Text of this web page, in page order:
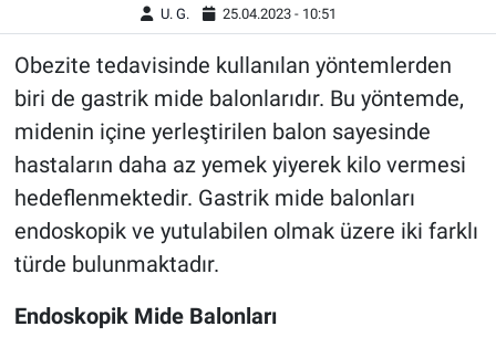
U. G. 25.04.2023 - 10:51
Obezite tedavisinde kullanılan yöntemlerden
biri de gastrik mide balonlarıdır. Bu yöntemde,
midenin içine yerleştirilen balon sayesinde
hastaların daha az yemek yiyerek kilo vermesi
hedeflenmektedir. Gastrik mide balonları
endoskopik ve yutulabilen olmak üzere iki farklı
türde bulunmaktadır.
Endoskopik Mide Balonları